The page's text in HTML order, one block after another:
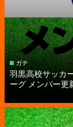
ガチ
羽黒高校サッカ
ーグ メンバー更